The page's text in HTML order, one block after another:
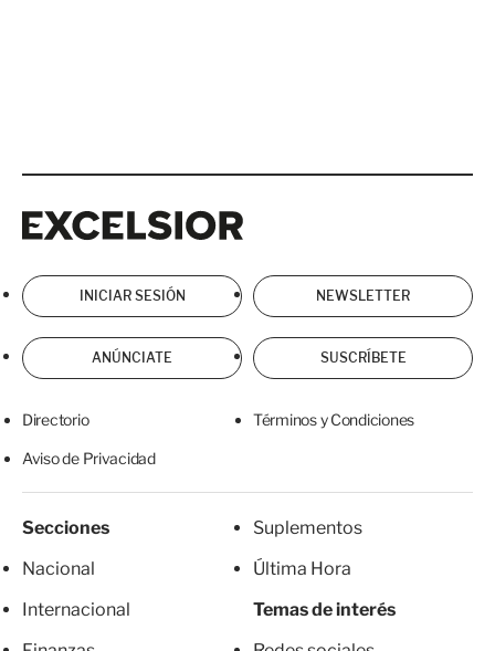
INICIAR SESIÓN NEWSLETTER
ANÚNCIATE SUSCRÍBETE
Directorio Términos y Condiciones
Aviso de Privacidad
Secciones
Nacional
Internacional
Suplementos
Última Hora
Temas de interés